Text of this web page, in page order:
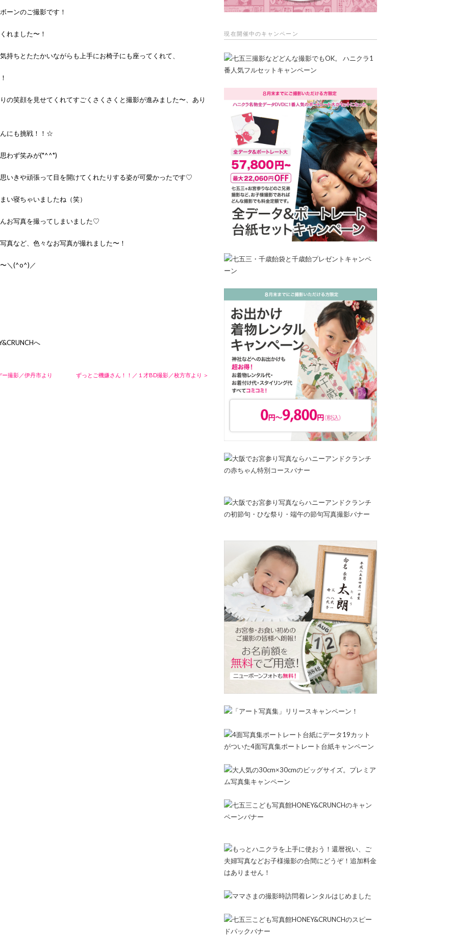
ーンのご撮影です！
れました〜！
持ちとたたかいながらも上手にお椅子にも座ってくれて、
の笑顔を見せてくれてすごくさくさくと撮影が進みました〜、あり
にも挑戦！！☆
わず笑みが(*^^*)
いきや頑張って目を開けてくれたりする姿が可愛かったです♡
い寝ちゃいましたね（笑）
お写真を撮ってしまいました♡
真など、色々なお写真が撮れました〜！
＼(^o^)／
へ
ー撮影／伊丹市より ずっとご機嫌さん！！／１才BD撮影／枚方市より ＞
現在開催中のキャンペーン